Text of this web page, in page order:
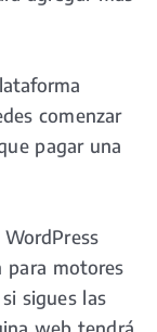
comenzar
pagar una
para motores
sigues las